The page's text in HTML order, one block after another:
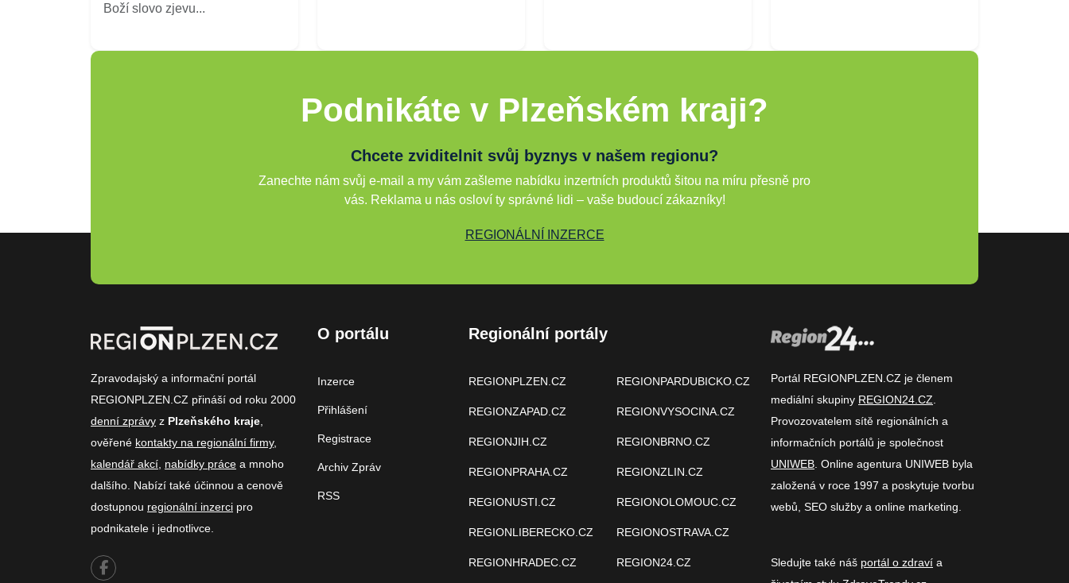
Boží slovo zjevu...
Podnikáte v Plzeňském kraji?
Chcete zviditelnit svůj byznys v našem regionu?
Zanechte nám svůj e-mail a my vám zašleme nabídku inzertních produktů šitou na míru přesně pro
vás. Reklama u nás osloví ty správné lidi – vaše budoucí zákazníky!
REGIONÁLNÍ INZERCE
Zpravodajský a informační portál
REGIONPLZEN.CZ přináší od roku 2000
denní zprávy z Plzeňského kraje
ověřené kontakty na regionální firmy,
kalendář akcí nabídky práce a mnoho
dalšího. Nabízí také účinnou a cenově
dostupnou regionální inzerci pro
podnikatele i jednotlivce.
O portálu
Inzerce
Přihlášení
Registrace
Archiv Zpráv
RSS
Regionální portály
REGIONPLZEN.CZ
REGIONZAPAD.CZ
REGIONJIH.CZ
REGIONPRAHA.CZ
REGIONUSTI.CZ
REGIONLIBERECKO.CZ
REGIONHRADEC.CZ
REGIONPARDUBICKO.CZ
REGIONVYSOCINA.CZ
REGIONBRNO.CZ
REGIONZLIN.CZ
REGIONOLOMOUC.CZ
REGIONOSTRAVA.CZ
REGION24.CZ
Portál REGIONPLZEN.CZ je členem
mediální skupiny REGION24.CZ
Provozovatelem sítě regionálních a
informačních portálů je společnost
UNIWEB . Online agentura UNIWEB byla
založená v roce 1997 a poskytuje tvorbu
webů, SEO služby a online marketing.
Sledujte také náš portál o zdraví a